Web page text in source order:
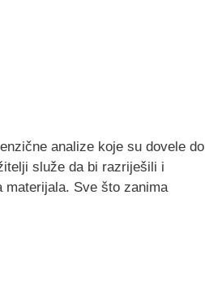
analize koje su dovele do
služe da bi razriješili i
materijala. Sve što zanima